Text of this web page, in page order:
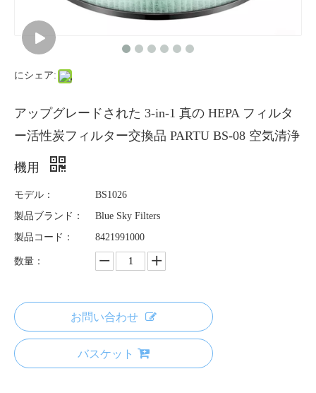
にシェア:
アップグレードされた 3-in-1 真の HEPA フィルタ
ー活性炭フィルター交換品 PARTU BS-08 空気清浄
機用
モデル：
BS1026
製品ブランド：
Blue Sky Filters
製品コード：
8421991000
数量：
お問い合わせ
バスケット